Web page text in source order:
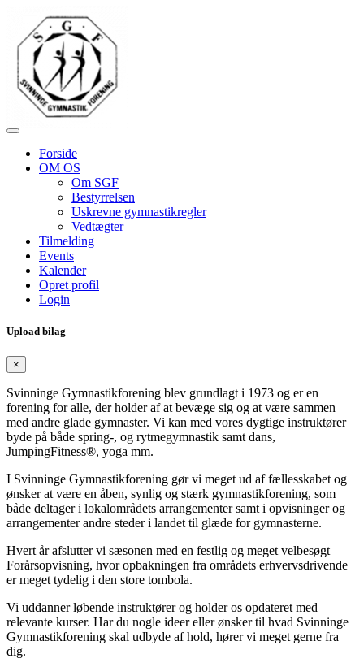
Forside
OM OS
Om SGF
Bestyrrelsen
Uskrevne gymnastikregler
Vedtægter
Tilmelding
Events
Kalender
Opret profil
Login
Upload bilag
×
Svinninge Gymnastikforening blev grundlagt i 1973 og er en
forening for alle, der holder af at bevæge sig og at være sammen
med andre glade gymnaster. Vi kan med vores dygtige instruktører
byde på både spring-, og rytmegymnastik samt dans,
JumpingFitness®, yoga mm.
I Svinninge Gymnastikforening gør vi meget ud af fællesskabet og
ønsker at være en åben, synlig og stærk gymnastikforening, som
både deltager i lokalområdets arrangementer samt i opvisninger og
arrangementer andre steder i landet til glæde for gymnasterne.
Hvert år afslutter vi sæsonen med en festlig og meget velbesøgt
Forårsopvisning, hvor opbakningen fra områdets erhvervsdrivende
er meget tydelig i den store tombola.
Vi uddanner løbende instruktører og holder os opdateret med
relevante kurser. Har du nogle ideer eller ønsker til hvad Svinninge
Gymnastikforening skal udbyde af hold, hører vi meget gerne fra
dig.